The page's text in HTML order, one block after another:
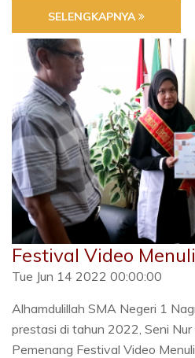
SELENGKAPNYA
Festival Video
Tue Jun 14 2022 00:00:00
Alhamdulillah SMA Negeri 1
prestasi di tahun 2022, Seni
Pemenang Festival Video